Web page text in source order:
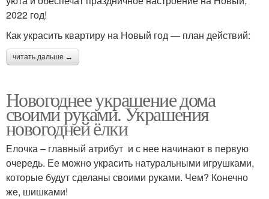
2022 год!
Как украсить квартиру на Новый год — план действий:
читать дальше →
Новогоднее украшение дома
своими руками. Украшения
новогодней ёлки
Елочка – главный атрибут и с нее начинают в первую
очередь. Ее можно украсить натуральными игрушками,
которые будут сделаны своими руками. Чем? Конечно
же, шишками!